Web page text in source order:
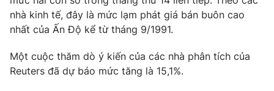
Chất lượng cuộc sống
Học trực tuyến
Công nghệ
Hitech Công nghệ tương lai
Sản phẩm
Lịch phát sóng
nhà kinh tế, đây là mức lạm phát giá bán buôn cao
nhất của Ấn Độ kể từ tháng 9/1991.
Một cuộc thăm dò ý kiến ​​của các nhà phân tích của
Reuters đã dự báo mức tăng là 15,1%.